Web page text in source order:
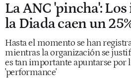
La ANC 'pincha':
la Diada caen un
Hasta el momento se han
mientras la organización se
es tan importante apuntarse por
'performance'